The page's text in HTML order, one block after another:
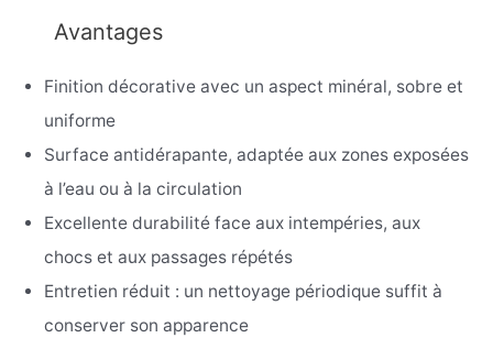
Avantages
Finition décorative avec un aspect minéral, sobre et
uniforme
Surface antidérapante, adaptée aux zones exposées
à l’eau ou à la circulation
Excellente durabilité face aux intempéries, aux
chocs et aux passages répétés
Entretien réduit : un nettoyage périodique suffit à
conserver son apparence